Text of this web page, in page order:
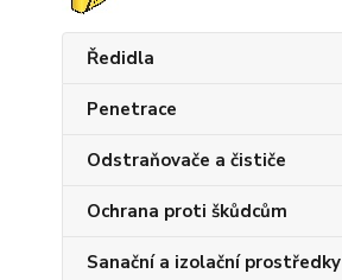
Ředidla
Penetrace
Odstraňovače a čističe
Ochrana proti škůdcům
Sanační a izolační prostředky